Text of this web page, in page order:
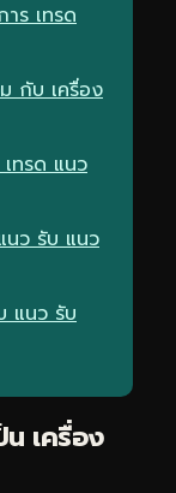
ร เทรด
กับ เครื่อง
ทรด แนว
ว รับ แนว
แนว รับ
เครื่อง